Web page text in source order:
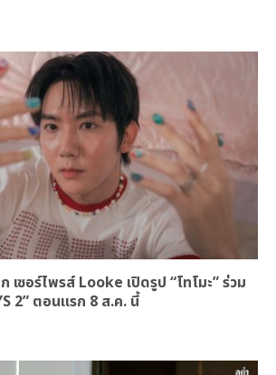
เซอร์ไพรส์ Looke เปิดรูป “โทโมะ” ร่วม
2” ตอนแรก 8 ส.ค. นี้